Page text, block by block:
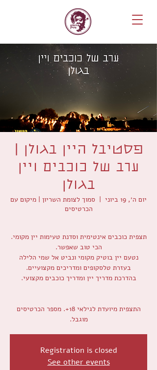
פסטיבל היין בגולן |
ערב של כוכבים ויין
בגולן
יום ה׳, 19 ביוני
  |
סמוך לצומת השריון | מיקום עם
הכרטיסים
תצפית כוכבים אינטימית וסדנת טעימות יין מקומי.
נטעם יין בוטיק מקומי ונביט אל שמי הלילה
התצפית מיועדת לגילאי 18+. מספר הכרטיסים
מוגבל.
Registration is closed
See other events